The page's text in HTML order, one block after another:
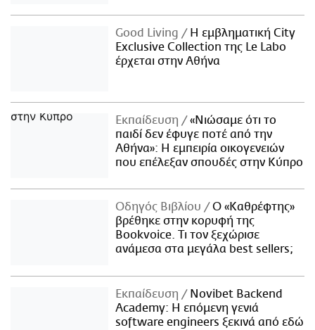
Good Living
Η εμβληματική City
Exclusive Collection της Le Labo
έρχεται στην Αθήνα
Εκπαίδευση
«Νιώσαμε ότι το
παιδί δεν έφυγε ποτέ από την
Αθήνα»: Η εμπειρία οικογενειών
που επέλεξαν σπουδές στην Κύπρο
Οδηγός Βιβλίου
Ο «Καθρέφτης»
βρέθηκε στην κορυφή της
Bookvoice. Τι τον ξεχώρισε
ανάμεσα στα μεγάλα best sellers;
Εκπαίδευση
Novibet Backend
Academy: Η επόμενη γενιά
software engineers ξεκινά από εδώ